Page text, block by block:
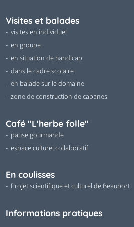
Visites et balades
visites en individuel
en groupe
en situation de handicap
dans le cadre scolaire
en balade sur le domaine
zone de construction de cabanes
Café "L'herbe folle"
pause gourmande
espace culturel collaboratif
En coulisses
Projet scientifique et culturel de Beauport
Informations pratiques